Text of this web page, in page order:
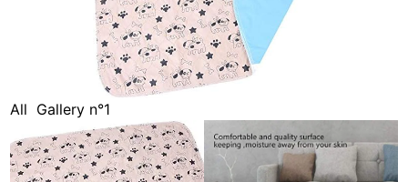
All Gallery n°1